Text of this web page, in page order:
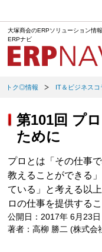
大塚商会のERPソリューション情
ERPナビ
トク◎情報 IT＆ビジネスコ
第101回 プ
ために
プロとは「その仕事
教えることができる
ている」と考える以
ロの仕事を提供する
公開日：2017年 6月23日
著者：高柳 勝二 (株式会